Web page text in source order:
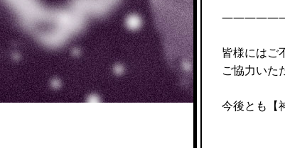
皆様にはご
ご協力いた
今後とも【